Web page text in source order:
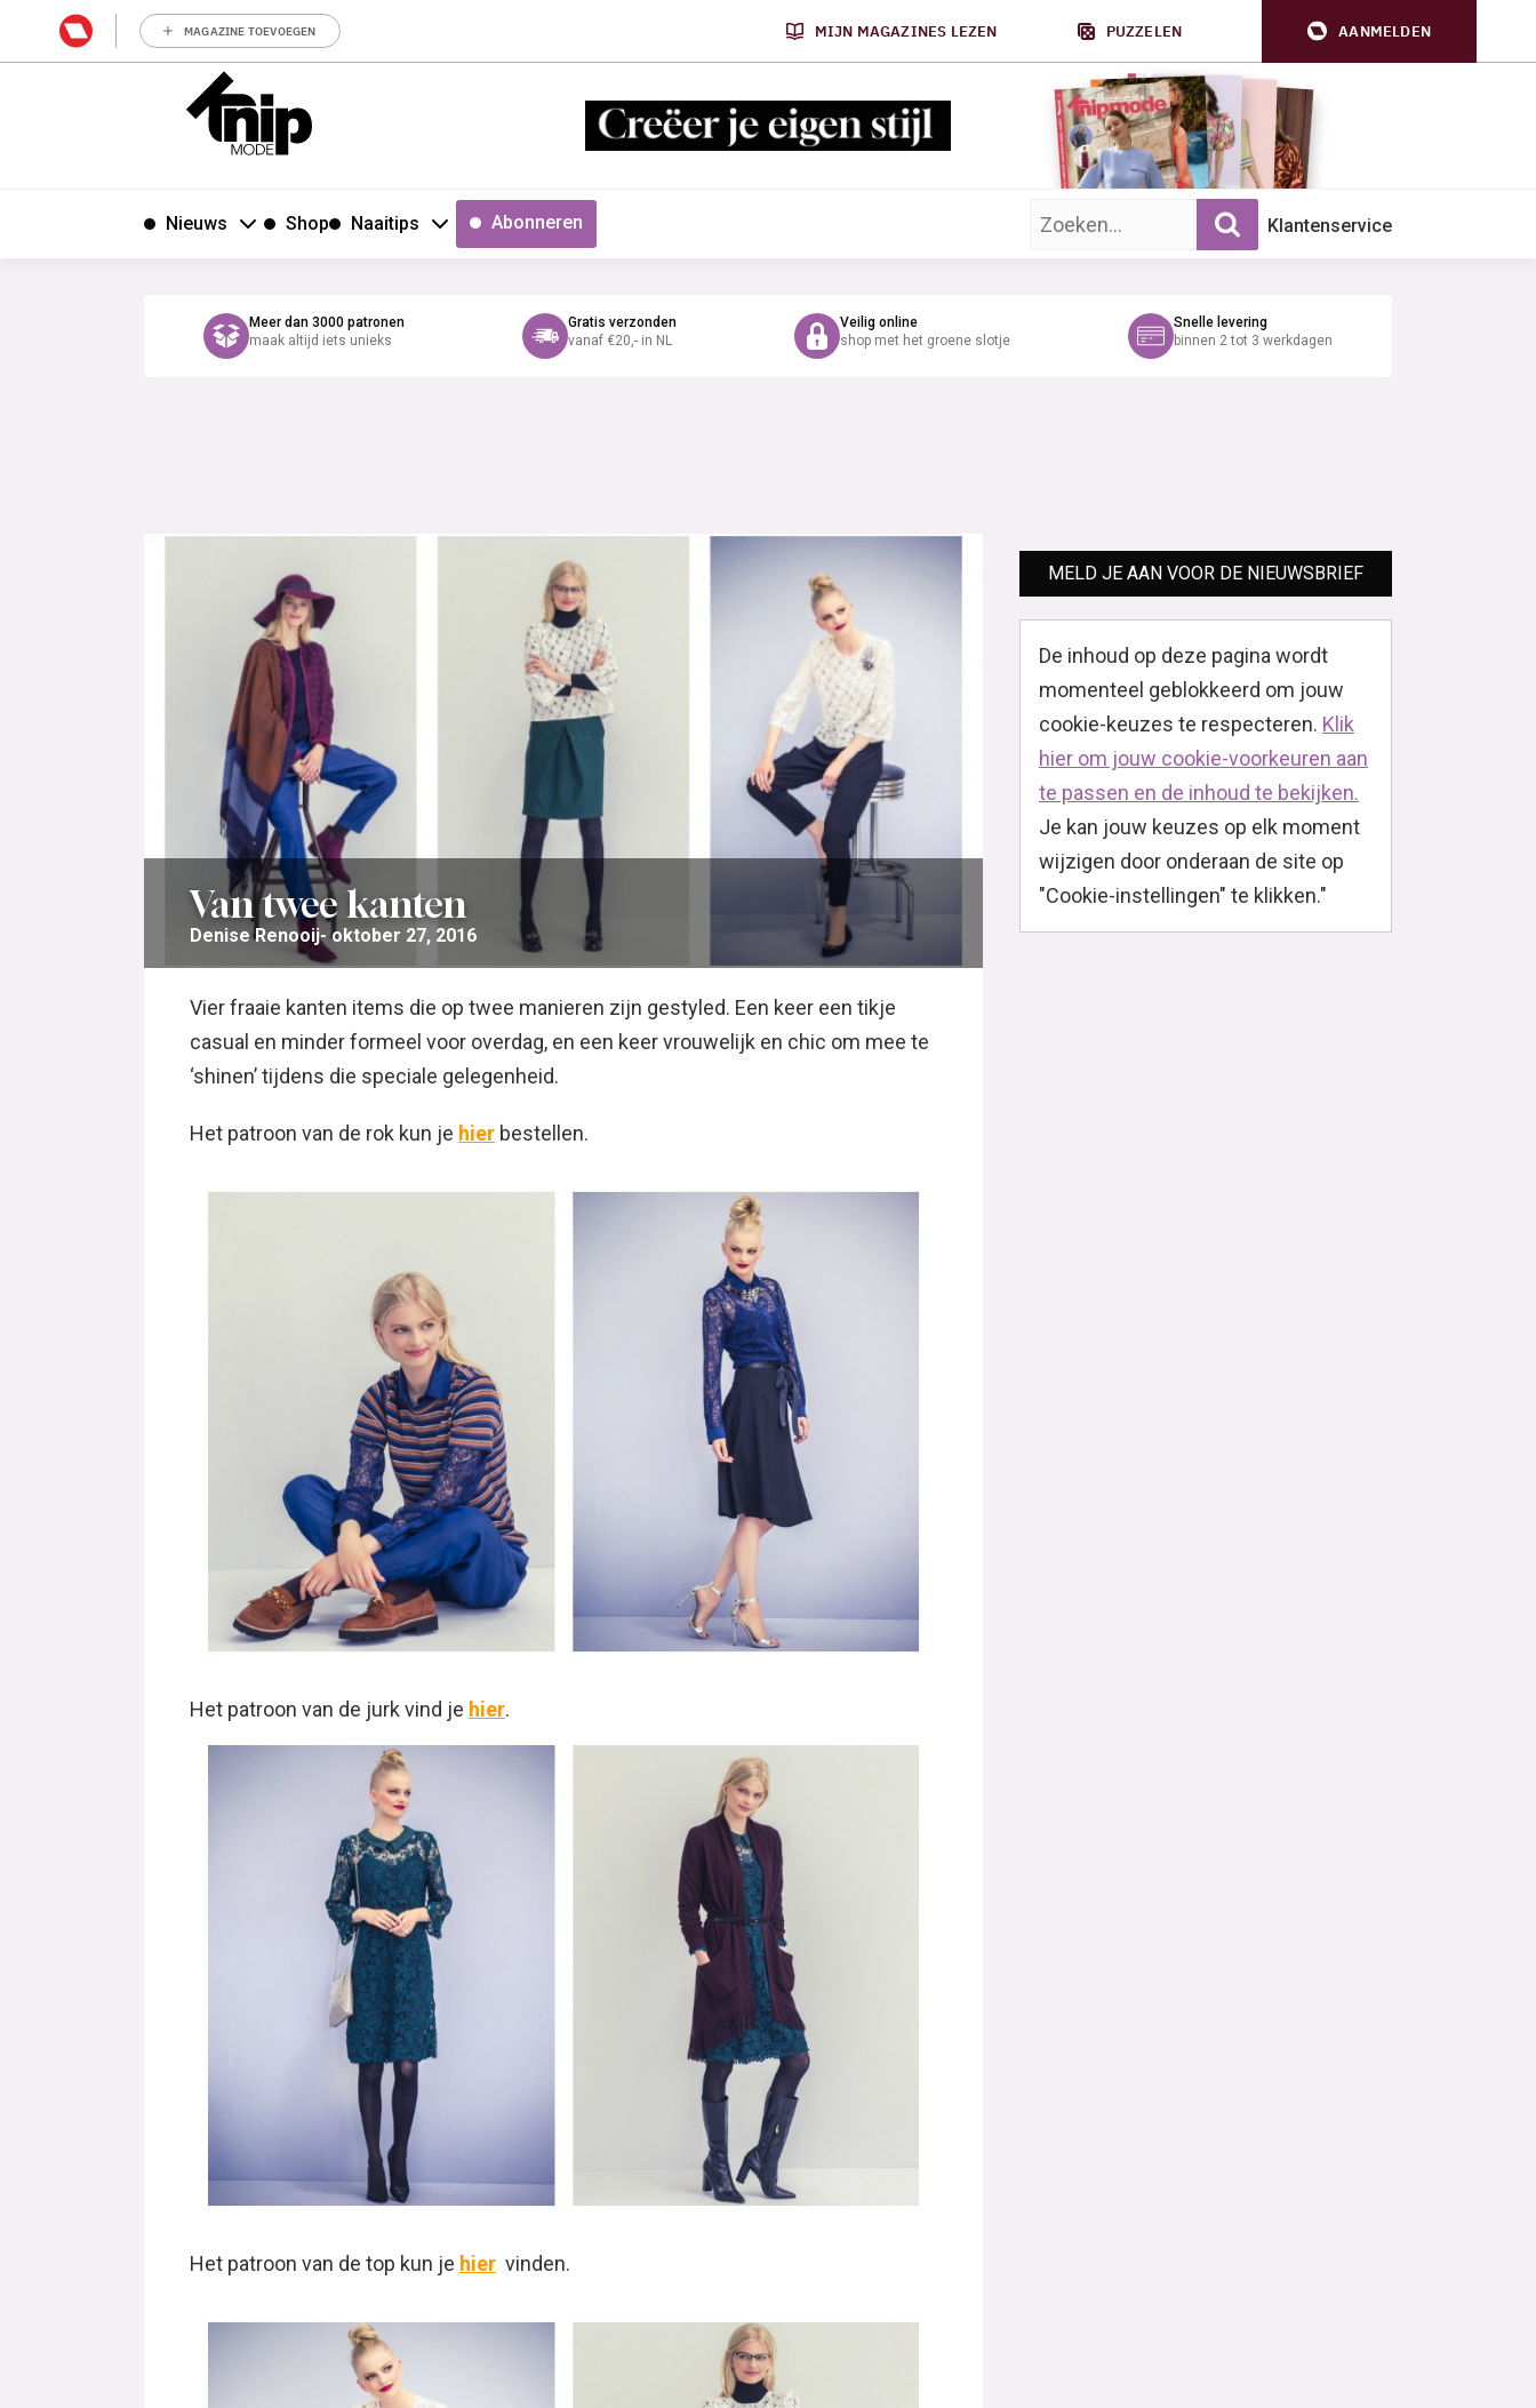
MAGAZINE TOEVOEGEN MIJN MAGAZINES LEZEN PUZZELEN AANMELDEN
Nieuws Shop Naaitips Abonneren Zoek op trefwoord: Klantenservice
Meer dan 3000 patronen
maak altijd iets unieks
Gratis verzonden
vanaf €20,- in NL
Veilig online
shop met het groene slotje
Snelle levering
binnen 2 tot 3 werkdagen
Van twee kanten
Denise Renooij oktober 27, 2016
Vier fraaie kanten items die op twee manieren zijn gestyled. Een keer een tikje
casual en minder formeel voor overdag, en een keer vrouwelijk en chic om mee te
‘shinen’ tijdens die speciale gelegenheid.
Het patroon van de rok kun je hier bestellen.
Het patroon van de jurk vind je hier.
Het patroon van de top kun je hier vinden.
MELD JE AAN VOOR DE NIEUWSBRIEF
De inhoud op deze pagina wordt
momenteel geblokkeerd om jouw
cookie-keuzes te respecteren. Klik
hier om jouw cookie-voorkeuren aan
te passen en de inhoud te bekijken.
Je kan jouw keuzes op elk moment
wijzigen door onderaan de site op
"Cookie-instellingen" te klikken."